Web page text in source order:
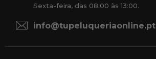
Sexta-feira, das 08:00 às 13:00.
info@tupeluqueriaonline.pt